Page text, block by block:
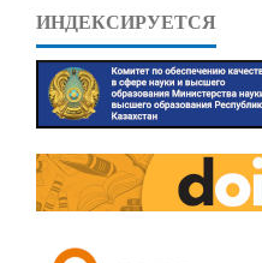
ИНДЕКСИРУЕТСЯ